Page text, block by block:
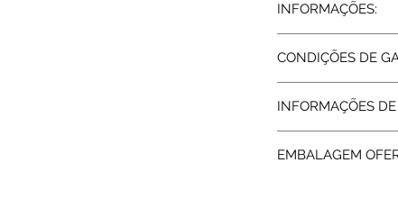
INFORMAÇÕES:
Largura: 0.6 cm
Peso médio (tam:
CONDIÇÕES DE
abrangidos pela
assegurada pelas
da garantia a Rota
INFORMAÇÕES
EMBALAGEM